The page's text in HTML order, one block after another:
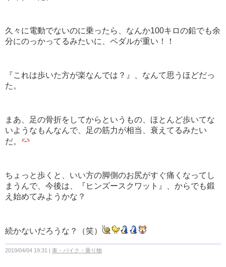
久々に電動でないのに乗ったら、なんか100キロの鉛でも余
分にのっかってるみたいに、ペダルが重い！！
『これは歩いた方が楽なんでは？』、なんて思うほどだっ
た。
まあ、足の骨折をしてからというもの、ほとんど歩いてな
いようなもんなんで、足の筋力が相当、衰えてるみたい
だ。
ちょっと歩くと、いい方の脚側のお尻がすぐ痛くなってし
まうんで、今後は、『ヒンズースクワット』、からでも鍛
え始めてみようかな？
続かないだろうな？（笑）
2019/04/04 19:31 車・バイク・乗り物